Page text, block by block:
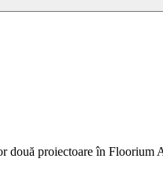
două proiectoare în Floorium